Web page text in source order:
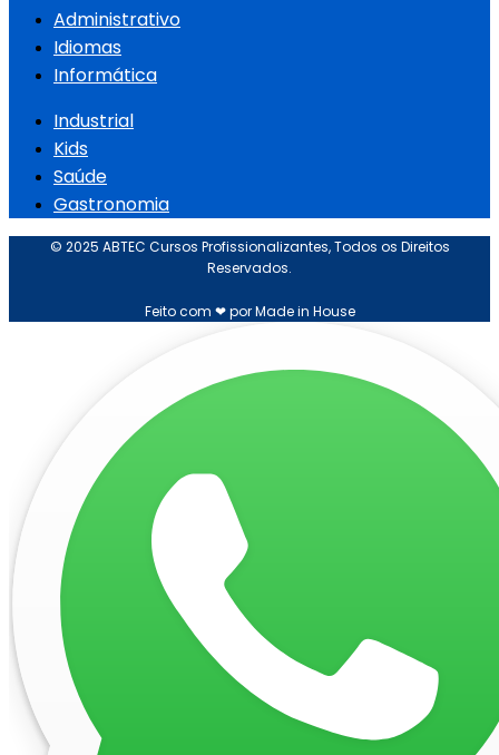
Administrativo
Idiomas
Informática
Industrial
Kids
Saúde
Gastronomia
© 2025 ABTEC Cursos Profissionalizantes, Todos os Direitos
Reservados.
Feito com ❤ por Made in House